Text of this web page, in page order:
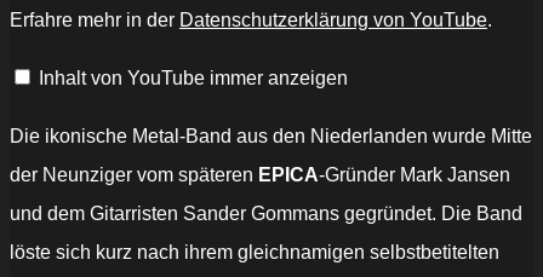
YouTube
Erfahre mehr in der Datenschutzerklärung von YouTube.
Inhalt von YouTube immer anzeigen
Die ikonische Metal-Band aus den Niederlanden wurde Mitte
der Neunziger vom späteren EPICA-Gründer Mark Jansen
und dem Gitarristen Sander Gommans gegründet. Die Band
löste sich kurz nach ihrem gleichnamigen selbstbetitelten